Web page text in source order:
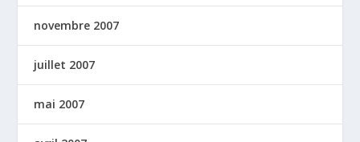
novembre 2007
juillet 2007
mai 2007